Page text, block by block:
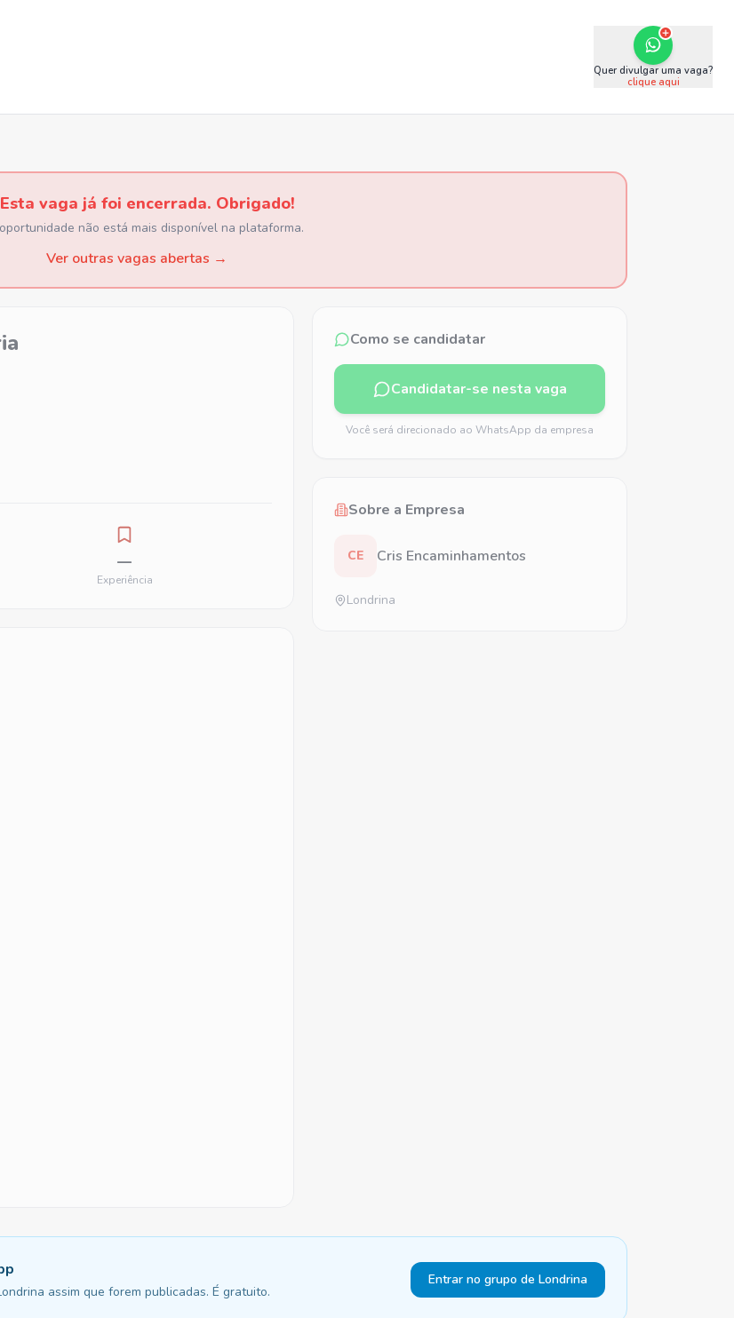
Quer divulgar uma vaga?
clique aqui
vaga já foi encerrada. Obrigado!
não está mais disponível na plataforma.
Ver outras vagas abertas →
—
Experiência
Como se candidatar
Candidatar-se nesta vaga
Você será direcionado ao WhatsApp da empresa
Sobre a Empresa
CE Cris Encaminhamentos
Londrina
assim que forem publicadas. É gratuito.
Entrar no grupo de Londrina